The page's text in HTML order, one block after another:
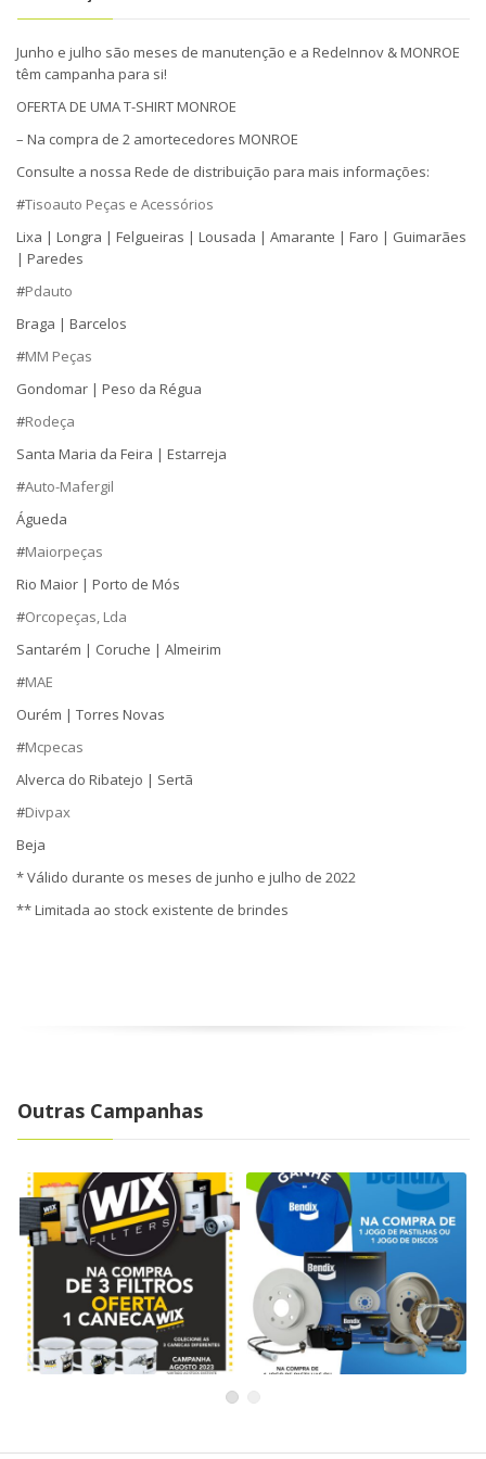
Junho e julho são meses de manutenção e a RedeInnov & MONROE
têm campanha para si!
OFERTA DE UMA T-SHIRT MONROE
– Na compra de 2 amortecedores MONROE
Consulte a nossa Rede de distribuição para mais informações:
#Tisoauto Peças e Acessórios
Lixa | Longra | Felgueiras | Lousada | Amarante | Faro | Guimarães
| Paredes
#Pdauto
Braga | Barcelos
#MM Peças
Gondomar | Peso da Régua
#Rodeça
Santa Maria da Feira | Estarreja
#Auto-Mafergil
Águeda
#Maiorpeças
Rio Maior | Porto de Mós
#Orcopeças, Lda
Santarém | Coruche | Almeirim
#MAE
Ourém | Torres Novas
#Mcpecas
Alverca do Ribatejo | Sertã
#Divpax
Beja
* Válido durante os meses de junho e julho de 2022
** Limitada ao stock existente de brindes
Outras Campanhas